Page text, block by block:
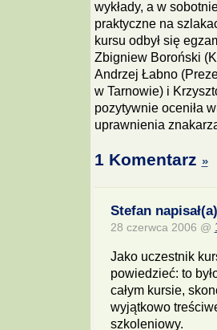
wykłady, a w
praktyczne na
kursu odbył się
Zbigniew Boroński
Andrzej Łabno
w Tarnowie) i
pozytywnie oceniła
uprawnienia
1 Komentarz »
Stefan
28 czerwca 2006 @
Jako uczestnik
powiedzieć: to
całym kursie,
wyjątkowo
szkoleniowy.